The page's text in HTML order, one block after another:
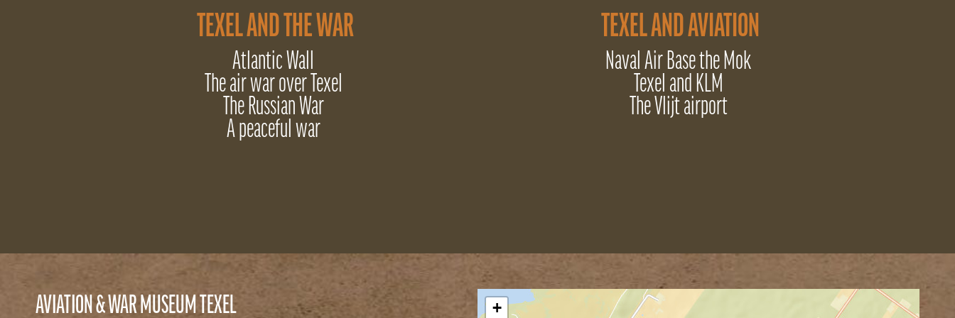
TEXEL AND THE WAR
Atlantic Wall
The air war over Texel
The Russian War
A peaceful war
TEXEL AND AVIATION
Naval Air Base the Mok
Texel and KLM
The Vlijt airport
AVIATION & WAR MUSEUM TEXEL +